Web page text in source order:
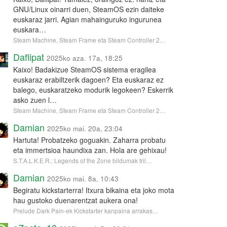
GNU/Linux oinarri duen, SteamOS ezin daiteke
euskaraz jarri. Agian mahainguruko ingurunea
euskara…
Steam Machine, Steam Frame eta Steam Controller 2…
Daflipat 2025ko aza. 17a, 18:25
Kaixo! Badakizue SteamOS sistema eragilea
euskaraz erabiltzerik dagoen? Eta euskaraz ez
balego, euskaratzeko modurik legokeen? Eskerrik
asko zuen l…
Steam Machine, Steam Frame eta Steam Controller 2…
Damian 2025ko mai. 20a, 23:04
Hartuta! Probatzeko goguakin. Zaharra probatu
eta immertsioa haundixa zan. Hola are gehixau!
S.T.A.L.K.E.R.: Legends of the Zone bildumak tril…
Damian 2025ko mai. 8a, 10:43
Begiratu kickstarterra! Itxura bikaina eta joko mota
hau gustoko duenarentzat aukera ona!
Prelude Dark Pain-ek Kickstarter kanpaina arrakas…